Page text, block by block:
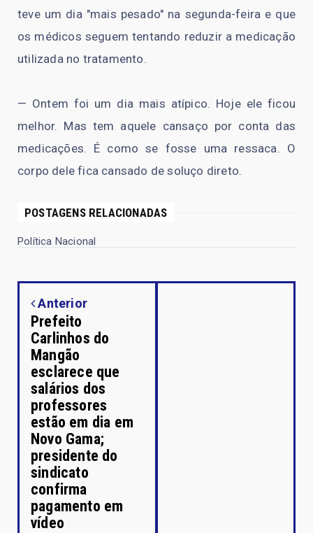
teve um dia "mais pesado" na segunda-feira e que
os médicos seguem tentando reduzir a medicação
utilizada no tratamento.
— Ontem foi um dia mais atípico. Hoje ele ficou
melhor. Mas tem aquele cansaço por conta das
medicações. É como se fosse uma ressaca. O
corpo dele fica cansado de soluço direto.
POSTAGENS RELACIONADAS
Política Nacional
Anterior
Prefeito
Carlinhos do
Mangão
esclarece que
salários dos
professores
estão em dia em
Novo Gama;
presidente do
sindicato
confirma
pagamento em
vídeo